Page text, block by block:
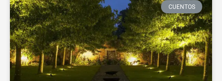
CUENTOS